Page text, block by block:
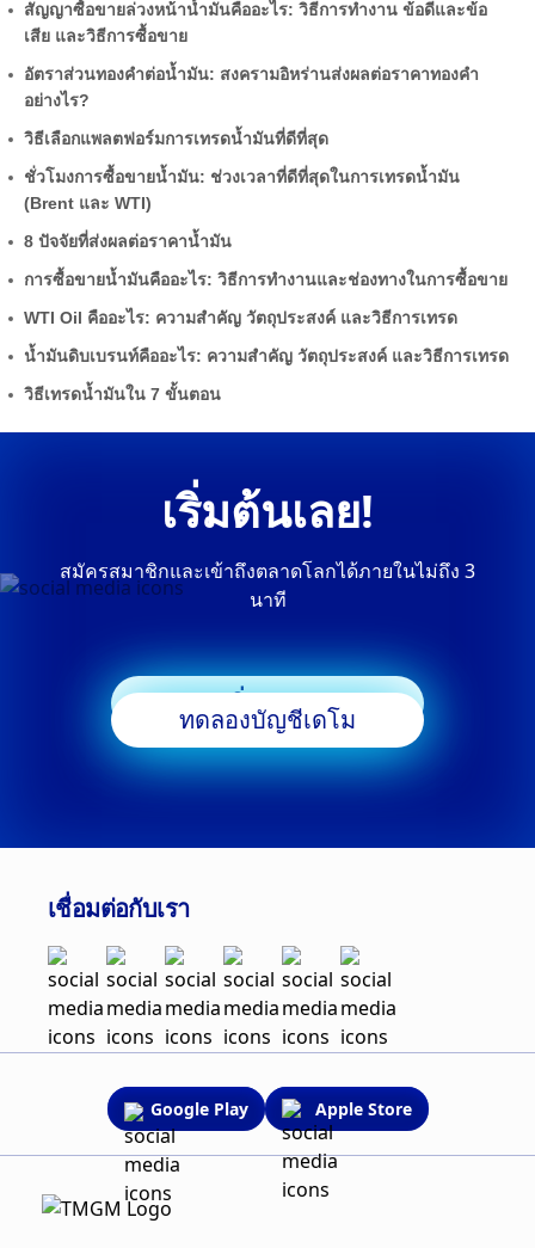
สัญญาซื้อขายล่วงหน้าน้ำมันคืออะไร: วิธีการทำงาน ข้อดีและข้อ
เสีย และวิธีการซื้อขาย
อัตราส่วนทองคำต่อน้ำมัน: สงครามอิหร่านส่งผลต่อราคาทองคำ
อย่างไร?
วิธีเลือกแพลตฟอร์มการเทรดน้ำมันที่ดีที่สุด
ชั่วโมงการซื้อขายน้ำมัน: ช่วงเวลาที่ดีที่สุดในการเทรดน้ำมัน
(Brent และ WTI)
8 ปัจจัยที่ส่งผลต่อราคาน้ำมัน
การซื้อขายน้ำมันคืออะไร: วิธีการทำงานและช่องทางในการซื้อขาย
WTI Oil คืออะไร: ความสำคัญ วัตถุประสงค์ และวิธีการเทรด
น้ำมันดิบเบรนท์คืออะไร: ความสำคัญ วัตถุประสงค์ และวิธีการเทรด
วิธีเทรดน้ำมันใน 7 ขั้นตอน
เริ่มต้นเลย!
สมัครสมาชิกและเข้าถึงตลาดโลกได้ภายในไม่ถึง 3
นาที
เริ่มเทรด
ทดลองบัญชีเดโม
เชื่อมต่อกับเรา
Google Play Apple Store